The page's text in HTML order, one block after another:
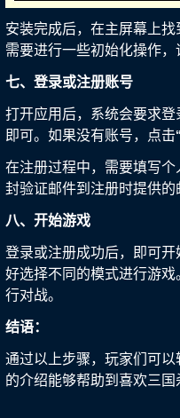
安装完成后，在主屏幕上
需要进行一些初始化操作，
七、登录或注册账号
打开应用后，系统会要求
即可。如果没有账号，点击
在注册过程中，需要填写
封验证邮件到注册时提供的
八、开始游戏
登录或注册成功后，即可
好选择不同的模式进行游
行对战。
结语：
通过以上步骤，玩家们可
的介绍能够帮助到喜欢三